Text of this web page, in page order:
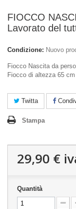
FIOCCO
Lavorato del
Condizione: Nuovo
Fiocco Nascita da
Fiocco di altezza 65
Twitta
Stampa
29,90 €
Quantità